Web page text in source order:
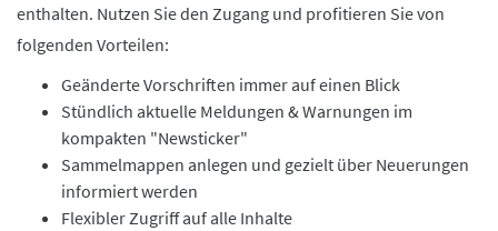
enthalten. Nutzen Sie den Zugang und profitieren Sie von
folgenden Vorteilen:
Geänderte Vorschriften immer auf einen Blick
Stündlich aktuelle Meldungen & Warnungen im
kompakten "Newsticker"
Sammelmappen anlegen und gezielt über Neuerungen
informiert werden
Flexibler Zugriff auf alle Inhalte